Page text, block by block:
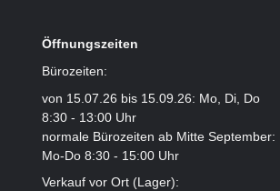
Öffnungszeiten
Bürozeiten:
von 15.07.26 bis 15.09.26: Mo, Di, Do
8:30 - 13:00 Uhr
normale Bürozeiten ab Mitte September:
Mo-Do 8:30 - 15:00 Uhr
Verkauf vor Ort (Lager):